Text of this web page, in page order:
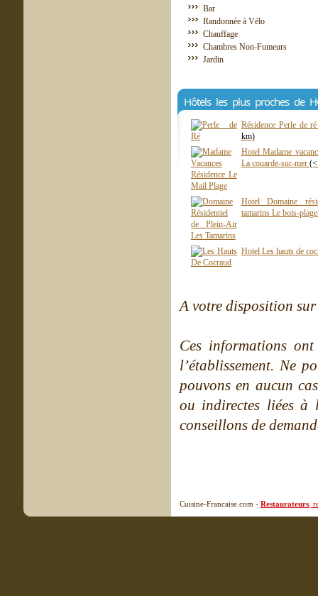
Bar
Randonnée à Vélo
Chauffage
Chambres Non-Fumeurs
Jardin
Hôtels les plus proches de
Résidence Perle de
km)
Hotel Madame
La couarde-sur-mer
Hotel Domaine
tamarins Le bois-
Hotel Les hauts de
A votre disposition
Ces informations
l’établissement. Ne
pouvons en aucun
ou indirectes liées à
conseillons de
Cuisine-Francaise.com - Restaurateurs ,